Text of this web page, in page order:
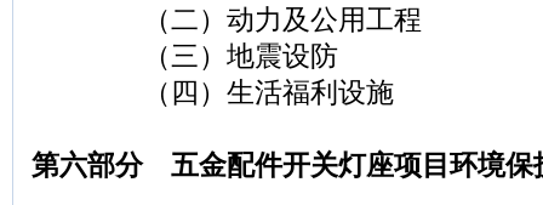
（二）动力及公用工程
（三）地震设防
（四）生活福利设施
第六部分 五金配件开关灯座项目环境保